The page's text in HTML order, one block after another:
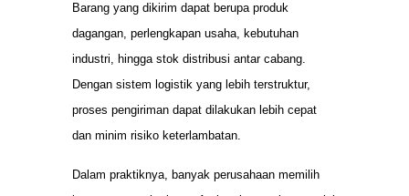
Barang yang dikirim dapat berupa produk
dagangan, perlengkapan usaha, kebutuhan
industri, hingga stok distribusi antar cabang.
Dengan sistem logistik yang lebih terstruktur,
proses pengiriman dapat dilakukan lebih cepat
dan minim risiko keterlambatan.
Dalam praktiknya, banyak perusahaan memilih